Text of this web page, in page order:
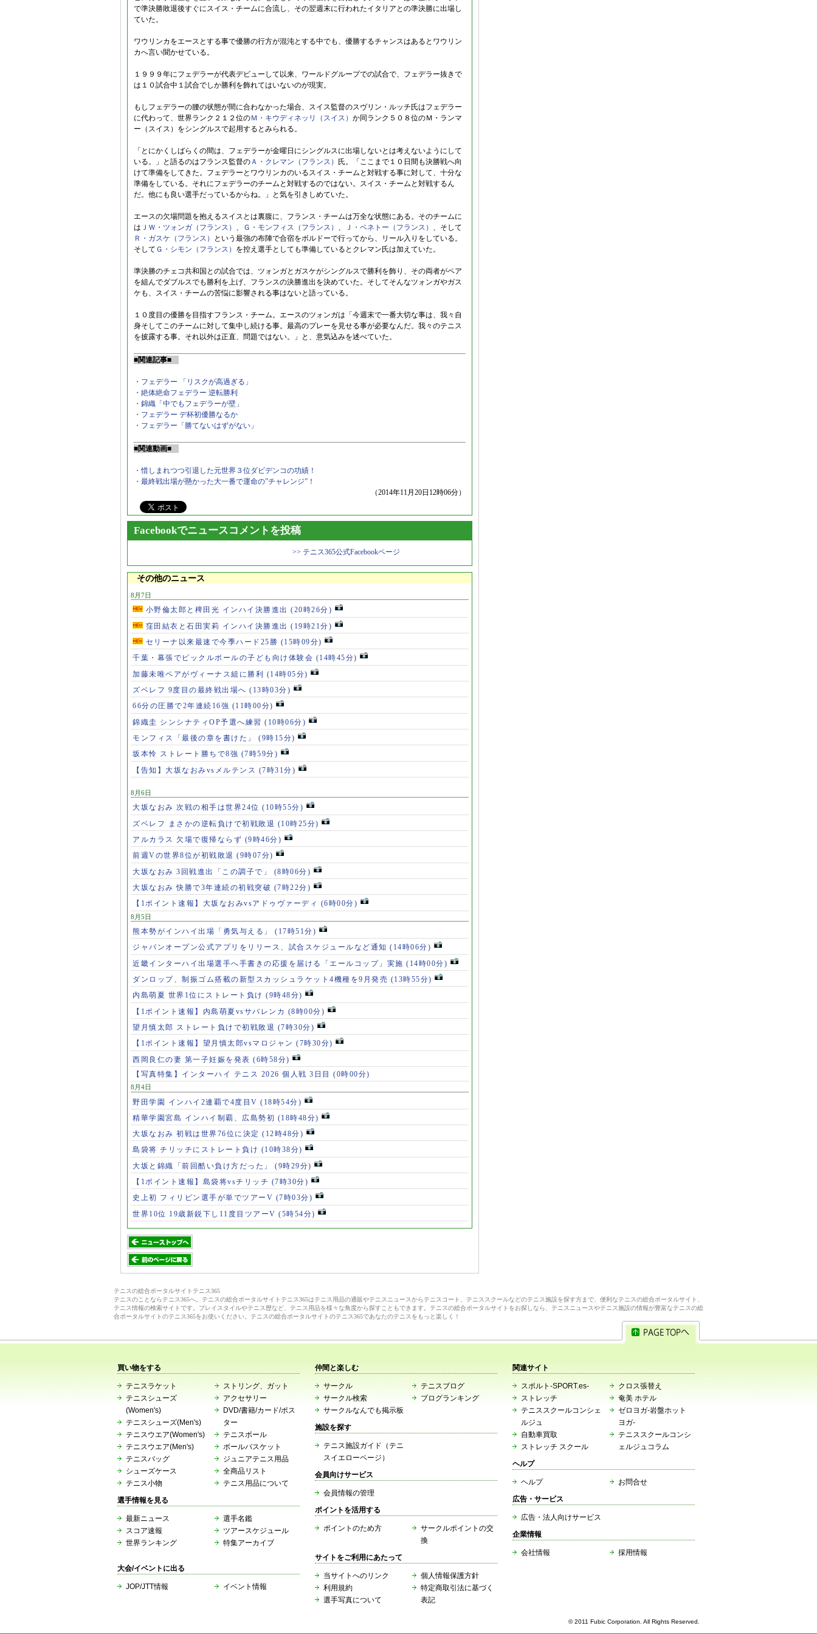
で準決勝敗退後すぐにスイス・チームに合流し、その翌週末に行われたイタリアとの準決勝に出場し
ていた。
ワウリンカをエースとする事で優勝の行方が混沌とする中でも、優勝するチャンスはあるとワウリン
カへ言い聞かせている。
１９９９年にフェデラーが代表デビューして以来、ワールドグループでの試合で、フェデラー抜きで
は１０試合中１試合でしか勝利を飾れてはいないのが現実。
もしフェデラーの腰の状態が間に合わなかった場合、スイス監督のスヴリン・ルッチ氏はフェデラー
に代わって、世界ランク２１２位のＭ・キウディネッリ（スイス） か同ランク５０８位のＭ・ランマ
ー（スイス）をシングルスで起用するとみられる。
「とにかくしばらくの間は、フェデラーが金曜日にシングルスに出場しないとは考えないようにして
いる。」と語るのはフランス監督のＡ・クレマン（フランス） 氏。「ここまで１０日間も決勝戦へ向
けて準備をしてきた。フェデラーとワウリンカのいるスイス・チームと対戦する事に対して、十分な
準備をしている。それにフェデラーのチームと対戦するのではない。スイス・チームと対戦するん
だ。他にも良い選手だっているからね。」と気を引きしめていた。
エースの欠場問題を抱えるスイスとは裏腹に、フランス・チームは万全な状態にある。そのチームに
は ＪＷ・ツォンガ（フランス） 、 Ｇ・モンフィス（フランス） 、 Ｊ・ベネトー（フランス） 、そして
Ｒ・ガスケ（フランス）
という最強の布陣で合宿をボルドーで行ってから、リール入りをしている。
そして Ｇ・シモン（フランス） を控え選手としても準備しているとクレマン氏は加えていた。
準決勝のチェコ共和国との試合では、ツォンガとガスケがシングルスで勝利を飾り、その両者がペア
を組んでダブルスでも勝利を上げ、フランスの決勝進出を決めていた。そしてそんなツォンガやガス
ケも、スイス・チームの苦悩に影響される事はないと語っている。
１０度目の優勝を目指すフランス・チーム。エースのツォンガは「今週末で一番大切な事は、我々自
身そしてこのチームに対して集中し続ける事。最高のプレーを見せる事が必要なんだ。我々のテニス
を披露する事。それ以外は正直、問題ではない。」と、意気込みを述べていた。
■関連記事■
・フェデラー 「リスクが高過ぎる」
・絶体絶命フェデラー 逆転勝利
・錦織「中でもフェデラーが壁」
・フェデラー デ杯初優勝なるか
・フェデラー「勝てないはずがない」
■関連動画■
・惜しまれつつ引退した元世界３位ダビデンコの功績！
・最終戦出場が懸かった大一番で運命の”チャレンジ”！
（2014年11月20日12時06分）
Facebookでニュースコメントを投稿
>> テニス365公式Facebookページ
その他のニュース
8月7日
小野倫太郎と稗田光 インハイ決勝進出 (20時26分)
窪田結衣と石田実莉 インハイ決勝進出 (19時21分)
セリーナ以来最速で今季ハード25勝 (15時09分)
千葉・幕張でピックルボールの子ども向け体験会 (14時45分)
加藤未唯ペアがヴィーナス組に勝利 (14時05分)
ズベレフ 9度目の最終戦出場へ (13時03分)
66分の圧勝で2年連続16強 (11時00分)
錦織圭 シンシナティOP予選へ練習 (10時06分)
モンフィス「最後の章を書けた」 (9時15分)
坂本怜 ストレート勝ちで8強 (7時59分)
【告知】大坂なおみvsメルテンス (7時31分)
8月6日
大坂なおみ 次戦の相手は世界24位 (10時55分)
ズベレフ まさかの逆転負けで初戦敗退 (10時25分)
アルカラス 欠場で復帰ならず (9時46分)
前週Vの世界8位が初戦敗退 (9時07分)
大坂なおみ 3回戦進出「この調子で」 (8時06分)
大坂なおみ 快勝で3年連続の初戦突破 (7時22分)
【1ポイント速報】大坂なおみvsアドゥヴァーディ (6時00分)
8月5日
熊本勢がインハイ出場「勇気与える」 (17時51分)
ジャパンオープン公式アプリをリリース、試合スケジュールなど通知 (14時06分)
近畿インターハイ出場選手へ手書きの応援を届ける「エールコップ」実施 (14時00分)
ダンロップ、制振ゴム搭載の新型スカッシュラケット4機種を9月発売 (13時55分)
内島萌夏 世界1位にストレート負け (9時48分)
【1ポイント速報】内島萌夏vsサバレンカ (8時00分)
望月慎太郎 ストレート負けで初戦敗退 (7時30分)
【1ポイント速報】望月慎太郎vsマロジャン (7時30分)
西岡良仁の妻 第一子妊娠を発表 (6時58分)
【写真特集】インターハイ テニス 2026 個人戦 3日目 (0時00分)
8月4日
野田学園 インハイ2連覇で4度目V (18時54分)
精華学園宮島 インハイ制覇、広島勢初 (18時48分)
大坂なおみ 初戦は世界76位に決定 (12時48分)
島袋将 チリッチにストレート負け (10時38分)
大坂と錦織「前回酷い負け方だった」 (9時29分)
【1ポイント速報】島袋将vsチリッチ (7時30分)
史上初 フィリピン選手が単でツアーV (7時03分)
世界10位 19歳新鋭下し11度目ツアーV (5時54分)
テニスの総合ポータルサイトテニス365
テニスのことならテニス365へ。テニスの総合ポータルサイトテニス365はテニス用品の通販やテニスニュースからテニスコート、テニススクールなどのテニス施設を探す方まで、便利なテニスの総合ポータルサイト、
テニス情報の検索サイトです。プレイスタイルやテニス歴など、テニス用品を様々な角度から探すこともできます。テニスの総合ポータルサイトをお探しなら、テニスニュースやテニス施設の情報が豊富なテニスの総
合ポータルサイトのテニス365をお使いください。テニスの総合ポータルサイトのテニス365であなたのテニスをもっと楽しく！
買い物をする
テニスラケット
テニスシューズ
(Women's)
テニスシューズ(Men's)
テニスウエア(Women's)
テニスウエア(Men's)
テニスバッグ
シューズケース
テニス小物
ストリング、ガット
アクセサリー
DVD/書籍/カード/ポス
ター
テニスボール
ボールバスケット
ジュニアテニス用品
全商品リスト
テニス用品について
選手情報を見る
最新ニュース
スコア速報
世界ランキング
選手名鑑
ツアースケジュール
特集アーカイブ
大会/イベントに出る
JOP/JTT情報 イベント情報
仲間と楽しむ
サークル
サークル検索
サークルなんでも掲示板
テニスブログ
ブログランキング
施設を探す
テニス施設ガイド（テニ
スイエローページ）
会員向けサービス
会員情報の管理
ポイントを活用する
ポイントのため方
サークルポイントの交
換
サイトをご利用にあたって
当サイトへのリンク
利用規約
選手写真について
個人情報保護方針
特定商取引法に基づく
表記
関連サイト
スポルト-SPORT.es-
ストレッチ
テニススクールコンシェ
ルジュ
自動車買取
ストレッチ スクール
クロス張替え
奄美 ホテル
ゼロヨガ-岩盤ホット
ヨガ-
テニススクールコンシ
ェルジュコラム
ヘルプ
ヘルプ
お問合せ
広告・サービス
広告・法人向けサービス
企業情報
会社情報 採用情報
© 2011 Fubic Corporation. All Rights Reserved.